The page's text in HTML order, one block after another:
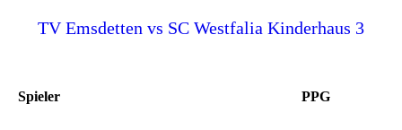
TV Emsdetten vs SC Westfalia Kinderhaus 3
Spieler PPG